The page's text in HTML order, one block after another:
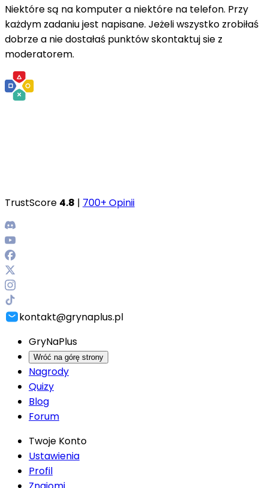
Niektóre są na komputer a niektóre na telefon. Przy
każdym zadaniu jest napisane. Jeżeli wszystko zrobiłaś
dobrze a nie dostałaś punktów skontaktuj sie z
moderatorem.
TrustScore 4.8 | 700+ Opinii
kontakt@grynaplus.pl
GryNaPlus
Wróć na górę strony
Nagrody
Quizy
Blog
Forum
Twoje Konto
Ustawienia
Profil